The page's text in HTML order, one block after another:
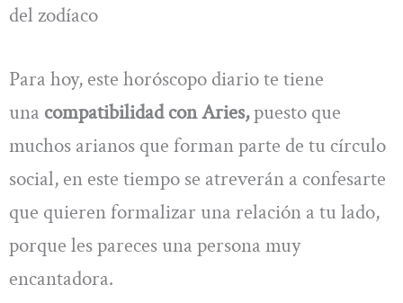
del zodíaco
Para hoy, este horóscopo diario te tiene
una compatibilidad con Aries,puesto que
muchos arianos que forman parte de tu círculo
social, en este tiempo se atreverán a confesarte
que quieren formalizar una relación a tu lado,
porque les pareces una persona muy
encantadora.